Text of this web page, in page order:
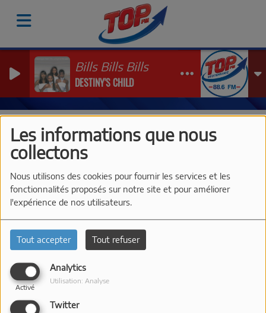
Les informations que nous
collectons
Nous utilisons des cookies pour fournir les services et les
fonctionnalités proposés sur notre site et pour améliorer
l'expérience de nos utilisateurs.
Tout accepter Tout refuser
Analytics
Activé
Utilisation: Analyse
Twitter
Bills Bills Bills
DESTINY'S CHILD
Vidéos Les Interviews de TOP FM à Just'Rosé 2026
DOMAINE LOLICÉ - JUST'ROSÉ